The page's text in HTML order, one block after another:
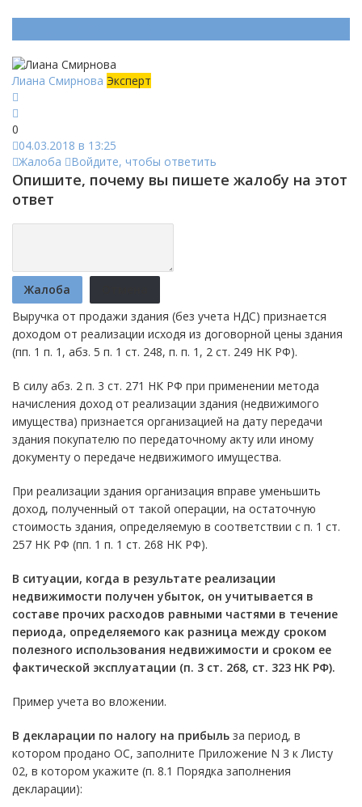
Лиана Смирнова Эксперт
0
04.03.2018 в 13:25
Жалоба
Войдите, чтобы ответить
Опишите, почему вы пишете жалобу на этот
ответ
Жалоба
Выручка от продажи здания (без учета НДС) признается
доходом от реализации исходя из договорной цены здания
(пп. 1 п. 1, абз. 5 п. 1 ст. 248, п. п. 1, 2 ст. 249 НК РФ).
В силу абз. 2 п. 3 ст. 271 НК РФ при применении метода
начисления доход от реализации здания (недвижимого
имущества) признается организацией на дату передачи
здания покупателю по передаточному акту или иному
документу о передаче недвижимого имущества.
При реализации здания организация вправе уменьшить
доход, полученный от такой операции, на остаточную
стоимость здания, определяемую в соответствии с п. 1 ст.
257 НК РФ (пп. 1 п. 1 ст. 268 НК РФ).
В ситуации, когда в результате реализации
недвижимости получен убыток, он учитывается в
составе прочих расходов равными частями в течение
периода, определяемого как разница между сроком
полезного использования недвижимости и сроком ее
фактической эксплуатации (п. 3 ст. 268, ст. 323 НК РФ).
Пример учета во вложении.
В декларации по налогу на прибыль за период, в
котором продано ОС, заполните Приложение N 3 к Листу
02, в котором укажите (п. 8.1 Порядка заполнения
декларации):